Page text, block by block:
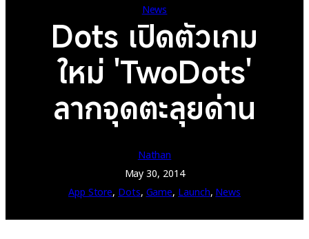
News
Dots เปิดตัวเกม
ใหม่ 'TwoDots'
ลากจุดตะลุยด่าน
Nathan
May 30, 2014
App Store, Dots, Game, Launch, News